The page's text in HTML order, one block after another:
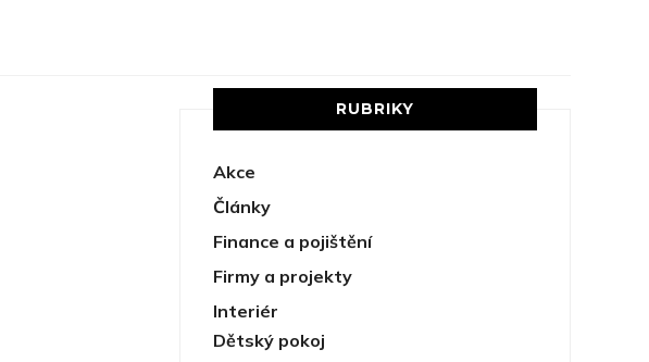
RUBRIKY
Akce
Články
Finance a pojištění
Firmy a projekty
Interiér
Dětský pokoj